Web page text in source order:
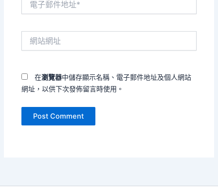
在瀏覽器中儲存顯示名稱、電子郵件地址及個人網站
網址，以供下次發佈留言時使用。